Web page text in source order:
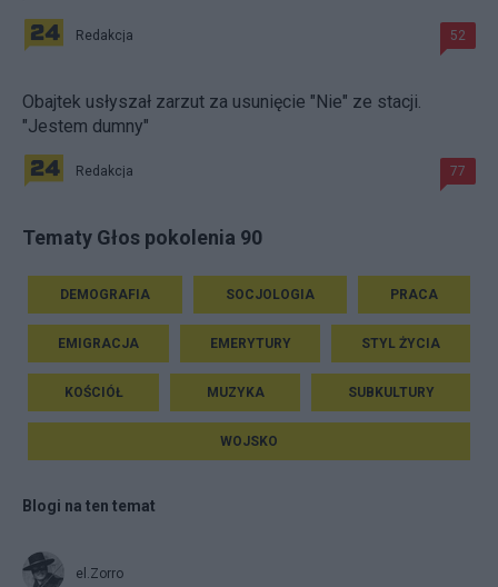
Redakcja 52
Obajtek usłyszał zarzut za usunięcie "Nie" ze stacji.
"Jestem dumny"
Redakcja 77
Tematy Głos pokolenia 90
DEMOGRAFIA SOCJOLOGIA PRACA
EMIGRACJA EMERYTURY STYL ŻYCIA
KOŚCIÓŁ MUZYKA SUBKULTURY
WOJSKO
Blogi na ten temat
el.Zorro